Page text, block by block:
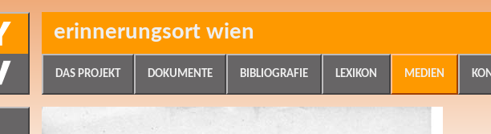
erinnerungsort wien
DAS PROJEKT DOKUMENTE BIBLIOGRAFIE LEXIKON MEDIEN